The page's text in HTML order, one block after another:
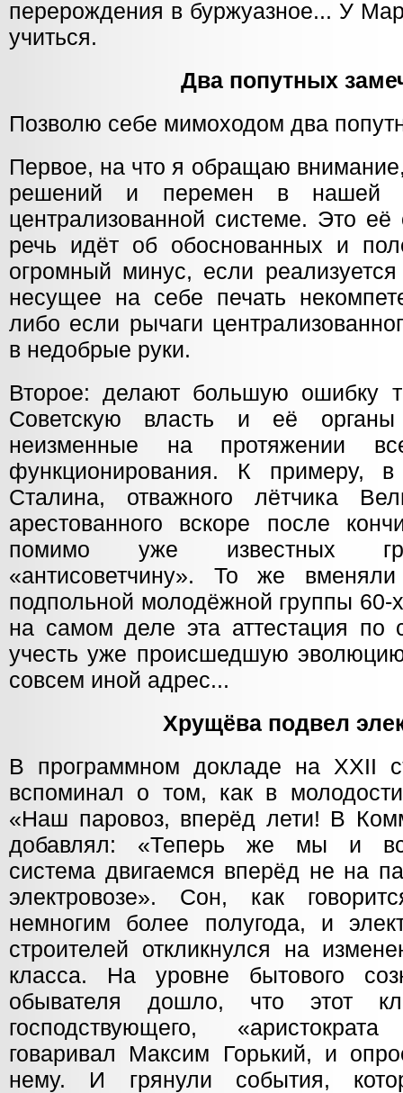
перерождения в буржуазное... У
учиться.
Два попутных
Позволю себе мимоходом два
Первое, на что я обращаю
решений и перемен в нашей
централизованной системе. Это
речь идёт об обоснованных и
огромный минус, если
несущее на себе печать
либо если рычаги
в недобрые руки.
Второе: делают большую ошибку
Советскую власть и её
неизменные на протяжении
функционирования. К примеру,
Сталина, отважного лётчика
арестованного вскоре после
помимо уже известных
«антисоветчину». То же
подпольной молодёжной группы 60-
на самом деле эта аттестация по
учесть уже происшедшую
совсем иной адрес...
Хрущёва подвел
В программном докладе на XXII
вспоминал о том, как в
«Наш паровоз, вперёд лети! В
добавлял: «Теперь же мы и вся
система двигаемся вперёд не на
электровозе». Сон, как
немногим более полугода, и
строителей откликнулся на
класса. На уровне бытового
обывателя дошло, что этот
господствующего,
говаривал Максим Горький, и
нему. И грянули события,